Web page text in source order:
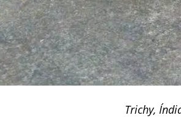
Trichy,